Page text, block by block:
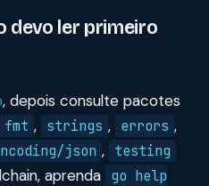
devo ler primeiro
, depois consulte pacotes
fmt , strings , errors ,
json , testing
aprenda go help